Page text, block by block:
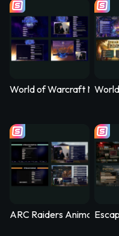
World of Warcraft
ARC Raiders Animated